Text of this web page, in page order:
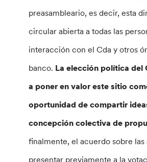
preasambleario, es decir, esta
circular abierta a todas las
interacción con el Cda y otros
banco. La elección política del
a poner en valor este sitio
oportunidad de compartir
concepción colectiva de
finalmente, el acuerdo sobre las
presentar previamente a la